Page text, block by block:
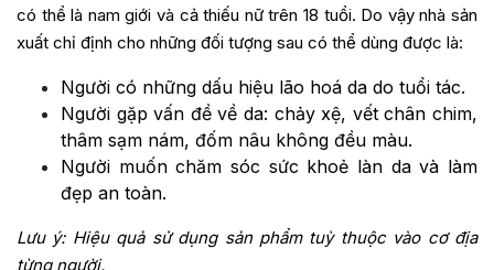
có thể là nam giới và cả thiếu nữ trên 18 tuổi. Do vậy nhà sản
xuất chỉ định cho những đối tượng sau có thể dùng được là:
Người có những dấu hiệu lão hoá da do tuổi tác.
Người gặp vấn đề về da: chảy xệ, vết chân chim,
thâm sạm nám, đốm nâu không đều màu.
Người muốn chăm sóc sức khoẻ làn da và làm
đẹp an toàn.
Lưu ý: Hiệu quả sử dụng sản phẩm tuỳ thuộc vào cơ địa
từng người.